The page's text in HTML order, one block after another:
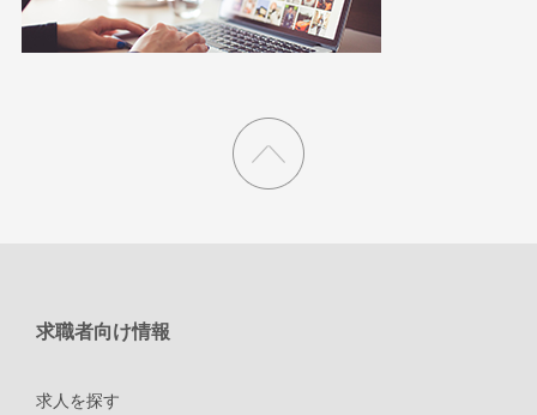
求職者向け情報
求人を探す